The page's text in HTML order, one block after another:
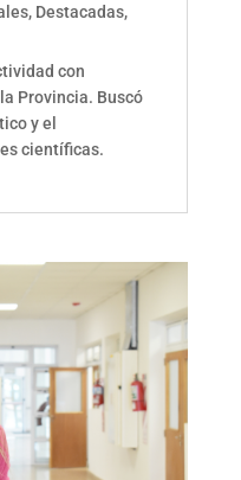
, Destacadas,
con
Provincia. Buscó
y el
científicas.